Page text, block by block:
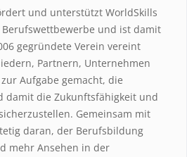
und unterstützt WorldSkills
und ist damit
gegründete Verein vereint
Partnern, Unternehmen
Aufgabe gemacht, die
damit die Zukunftsfähigkeit und
Gemeinsam mit
daran, der Berufsbildung
mehr Ansehen in der